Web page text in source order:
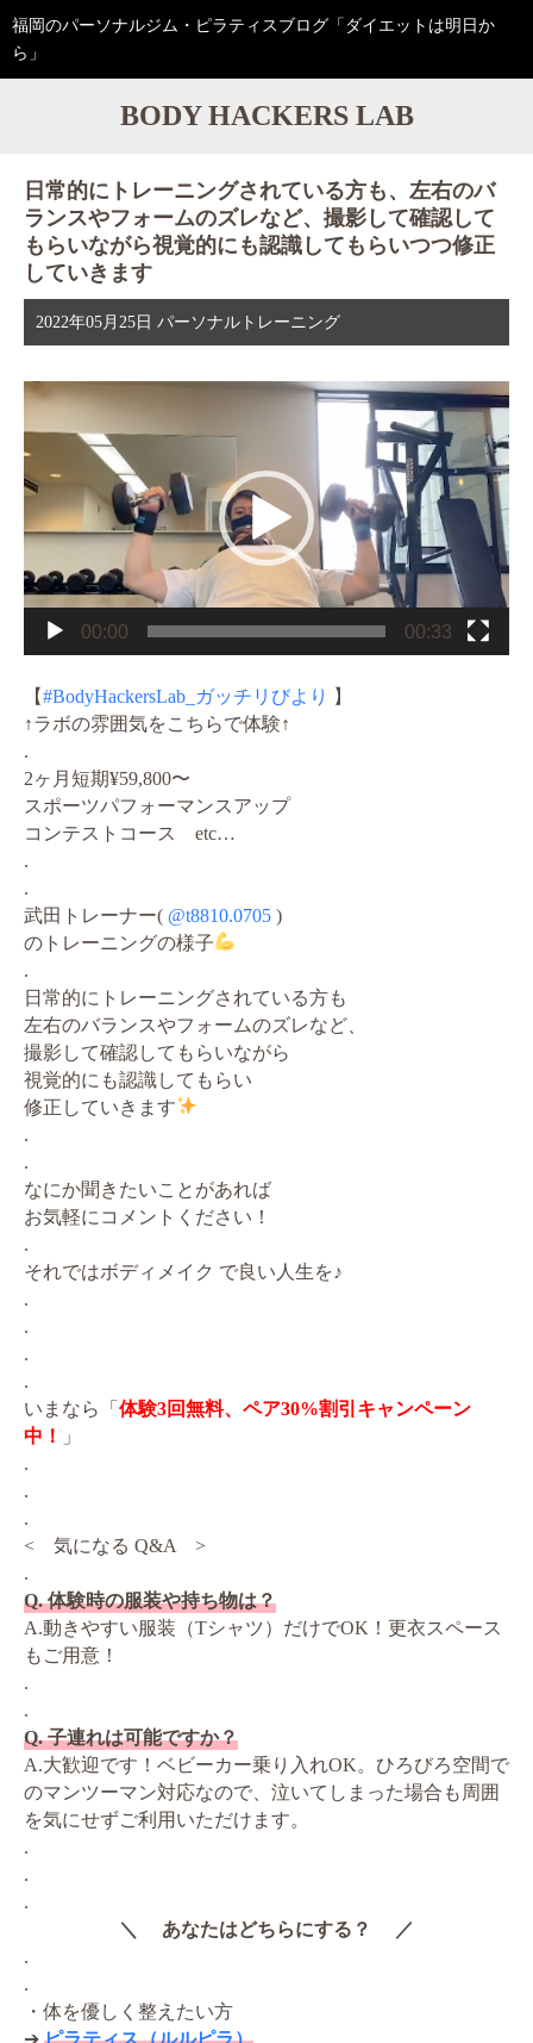
福岡のパーソナルジム・ピラティスブログ「ダイエットは明日か
ら」
BODY HACKERS LAB
日常的にトレーニングされている方も、左右のバ
ランスやフォームのズレなど、撮影して確認して
もらいながら視覚的にも認識してもらいつつ修正
していきます
2022年05月25日 パーソナルトレーニング
動
プ
レ
ー
ヤ
00:00 00:33
【#BodyHackersLab_ガッチリびより
】
↑ラボの雰囲気をこちらで体験↑
.
2ヶ月短期¥59,800〜
スポーツパフォーマンスアップ
コンテストコース etc…
.
.
武田トレーナー( @t8810.0705 )
のトレーニングの様子
.
日常的にトレーニングされている方も
左右のバランスやフォームのズレなど、
撮影して確認してもらいながら
視覚的にも認識してもらい
修正していきます
.
.
なにか聞きたいことがあれば
お気軽にコメントください！
.
それではボディメイク で良い人生を♪
.
.
.
.
いまなら「 体験3回無料、ペア30%割引キャンペーン
中！
」
.
.
.
< 気になる Q&A >
.
Q. 体験時の服装や持ち物は？
A.動きやすい服装（Tシャツ）だけでOK！更衣スペース
もご用意！
.
.
Q. 子連れは可能ですか？
A.大歓迎です！ベビーカー乗り入れOK。ひろびろ空間で
のマンツーマン対応なので、泣いてしまった場合も周囲
を気にせずご利用いただけます。
.
.
.
＼ あなたはどちらにする？ ／
.
.
・体を優しく整えたい方
➔ ピラティス（ルルピラ）